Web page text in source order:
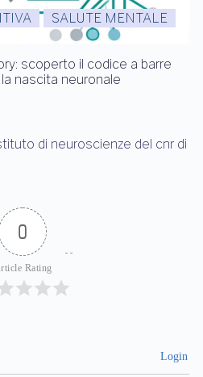
SALUTE MENTALE
scoperto il codice a barre
nascita neuronale
di neuroscienze del cnr di
0
Rating
Login